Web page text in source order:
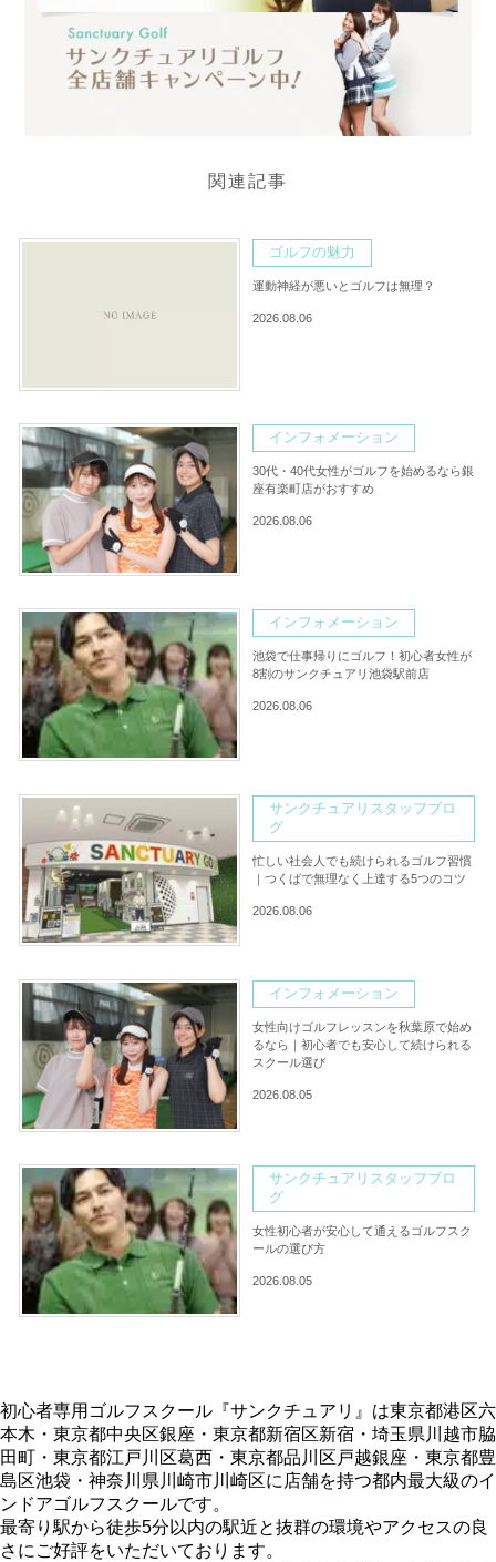
関連記事
ゴルフの魅力
運動神経が悪いとゴルフは無理？
2026.08.06
インフォメーション
30代・40代女性がゴルフを始めるなら銀
座有楽町店がおすすめ
2026.08.06
インフォメーション
池袋で仕事帰りにゴルフ！初心者女性が
8割のサンクチュアリ池袋駅前店
2026.08.06
サンクチュアリスタッフブロ
グ
忙しい社会人でも続けられるゴルフ習慣
｜つくばで無理なく上達する5つのコツ
2026.08.06
インフォメーション
女性向けゴルフレッスンを秋葉原で始め
るなら｜初心者でも安心して続けられる
スクール選び
2026.08.05
サンクチュアリスタッフブロ
グ
女性初心者が安心して通えるゴルフスク
ールの選び方
2026.08.05
初心者専用ゴルフスクール『サンクチュアリ』は東京都港区六
本木・東京都中央区銀座・東京都新宿区新宿・埼玉県川越市脇
田町・東京都江戸川区葛西・東京都品川区戸越銀座・東京都豊
島区池袋・神奈川県川崎市川崎区に店舗を持つ都内最大級のイ
ンドアゴルフスクールです。
最寄り駅から徒歩5分以内の駅近と抜群の環境やアクセスの良
さにご好評をいただいております。